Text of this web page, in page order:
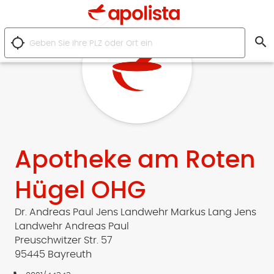
location_searching search
Apotheke am Roten
Hügel OHG
Dr. Andreas Paul Jens Landwehr Markus Lang Jens
Landwehr Andreas Paul
Preuschwitzer Str. 57
95445 Bayreuth